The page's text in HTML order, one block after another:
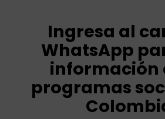
Ingresa al
WhatsApp
información
programas